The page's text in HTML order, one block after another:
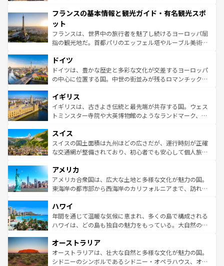
ませてくれるイタリアで、忘れられない旅をしてみよう！
なお、新着のイタリア情報は
しい。
文化が根付くこの国では、情熱的なフラメンコ、熱気あふ
れる闘牛、そして美味しいタパスが生活の一部となってい
る。首都マドリードの洗練された雰囲気や、バルセロナの
アートに溢れた街角から、地方では古代ローマ遺跡や中世
せる。地方によって風土や気候が異なるスペインはその個
性で訪れる人を魅了する。 なお、新着のスペイン情報は コ
ンテンツ一覧を参照してほしい。
フランスの基本情報と観光ガイド・有名観光スポ
ット
フランスは、世界中の旅行者を魅了し続けるヨーロッパ屈
指の観光地だ。首都パリのエッフェル塔やルーブル美術館
で、幅広い魅力が詰まっている。華麗な宮殿、歴史的な大
聖堂、美しいビーチ、そして豊かな自然が、訪れる者を心
から魅了する。また、フランスは美食の国としても知ら
いる。シャンパンの発祥地であるランス、プロヴァンスの
香り高いラベンダー畑など、多彩な楽しみ方が可能だ。さ
らに、パリ以外の地域にも魅力が溢れており、どの街角に
れる地方に足を運ぶとそれぞれで全く異なる文化を体験で
きるだろう。 なお、新着のフランス情報はコンテンツ一覧
を参照してほしい。
ドイツ
ドイツは、豊かな歴史と多彩な文化が交差するヨーロッパ
の中心に位置する国。中世の街並みが残るロマンチック街
顔を持つこの国は、どこを歩いても飽きることがない。ベ
ルリンの文化的活気、バイエルン州のアルプスの絶景、そ
してライン川沿いのワイン畑といった風景は必見。ビール
は、お酒好きな人にはぜひ体験してほしい。 なお、新着の
ドイツ情報はコンテンツ一覧を参照してほしい。
イギリス
イギリスは、古きよき伝統と最先端が共存する国。ウェス
トミンスター寺院や大英博物館のようなランドマーク、歴
リアごとに異なる魅力がある。また、優雅なアフタヌーン
ティー、ビール好きにはたまらない英国パブ、サッカー観
戦など、本場だからこそできる体験も豊富。イギリスを旅
ンツ一覧を参照してほしい。
スイス
スイスの国土面積は九州ほどの広さだが、運行時刻が正確
な交通網が整備されており、初心者でも安心して個人旅行
の建物がそのまま残る町や、スイスならではのユニークな
博物館もあり、アルプス観光だけでなく町歩きも満喫する
ことができる。国民の所得が高いため物価も高いが、旅行
ば市内交通費無料で観光を楽しむこともできる。 なお、新
着のスイス情報はコンテンツ一覧 を参照してほしい。
アメリカ
アメリカ合衆国は、広大な土地と多様な文化が魅力の国。
東海岸の都市部から西海岸のカリフォルニアまで、訪れる
のような巨大都市は、観光、ショッピング、エンターテイ
ンメントが詰まった刺激的なスポットだ。一方、アメリカ
西部には大自然が広がり、グランドキャニオンやイエロー
部のニューオーリンズでは、音楽と美食が融合した独特の
文化が魅力。旅行者はアメリカの各地域で異なる魅力を楽
しみながら、その多様性と豊かな歴史を感じることができ
ハワイ
年間を通じて温暖な気候に恵まれ、多くの島で構成される
ハワイは、どの島も独自の魅力をもっている。大自然の神
ワイ島は見逃せない。また、定番の観光地といえばオアフ
島だが、静かな自然を求めるならマウイ島やカウアイ島が
おすすめ。エメラルドグリーンに輝く海をはじめ、豊かな
オーストラリア
オーストラリアは、壮大な自然と多様な文化が魅力の国。
シドニーのシンボルであるシドニー・オペラハウス、オー